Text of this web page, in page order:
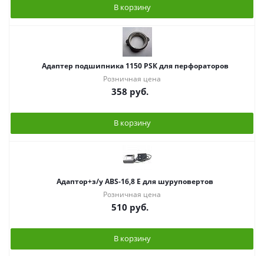
В корзину
Адаптер подшипника 1150 РSК для перфораторов
Розничная цена
358 руб.
В корзину
Адаптор+з/у ABS-16,8 Е для шуруповертов
Розничная цена
510 руб.
В корзину